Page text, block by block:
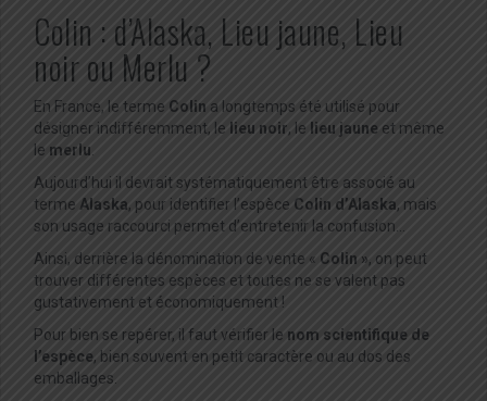
Colin : d’Alaska, Lieu jaune, Lieu
noir ou Merlu ?
En France, le terme Colin a longtemps été utilisé pour
désigner indifféremment, le lieu noir, le lieu jaune et même
le merlu
Aujourd’hui il devrait systématiquement être associé au
terme Alaska, pour identifier l’espèce Colin d’Alaska, mais
son usage raccourci permet d’entretenir la confusion…
Ainsi, derrière la dénomination de vente « Colin », on peut
trouver différentes espèces et toutes ne se valent pas
gustativement et économiquement !
Pour bien se repérer, il faut vérifier le nom scientifique de
l’espèce, bien souvent en petit caractère ou au dos des
emballages.